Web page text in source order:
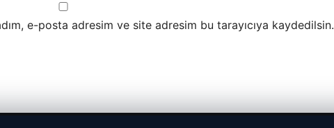
e-posta adresim ve site adresim bu tarayıcıya kaydedilsin.